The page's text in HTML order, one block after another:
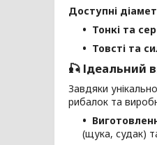
Доступні
Тонкі та
Товсті та
🎣 Ідеальний
Завдяки
рибалок та
(щука, судак)